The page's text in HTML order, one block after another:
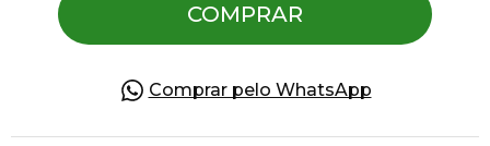
COMPRAR
Comprar pelo WhatsApp